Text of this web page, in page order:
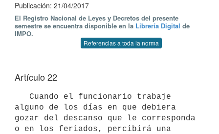
Publicación: 21/04/2017
El Registro Nacional de Leyes y Decretos del presente
semestre se encuentra disponible en la Librería Digital de
IMPO.
Referencias a toda la norma
Artículo 22
alguno de los días en que debiera
gozar del descanso que le corresponda
o en los feriados, percibirá una